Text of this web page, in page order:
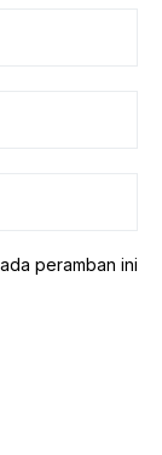
peramban ini